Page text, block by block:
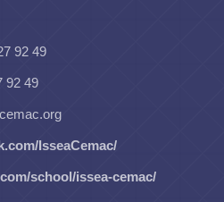
92 49
92 49
IsseaCemac/
school/issea-cemac/